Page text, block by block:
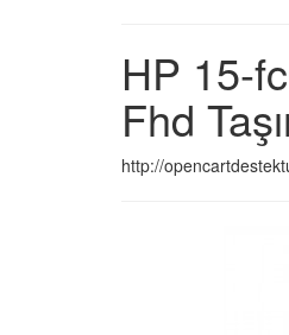
HP 15-
Fhd
http://